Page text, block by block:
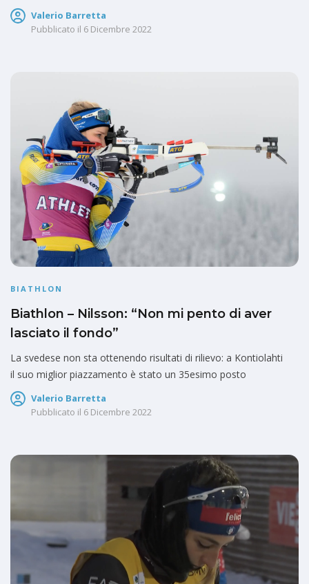
Valerio Barretta
Pubblicato il 6 Dicembre 2022
BIATHLON
Biathlon – Nilsson: “Non mi pento di aver
lasciato il fondo”
La svedese non sta ottenendo risultati di rilievo: a Kontiolahti
il suo miglior piazzamento è stato un 35esimo posto
Valerio Barretta
Pubblicato il 6 Dicembre 2022